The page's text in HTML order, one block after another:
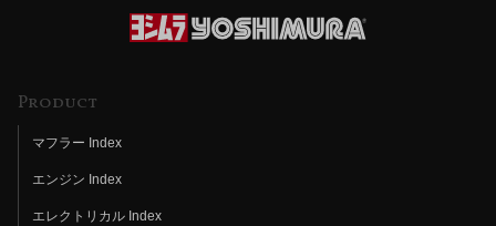
Product
マフラー Index
エンジン Index
エレクトリカル Index